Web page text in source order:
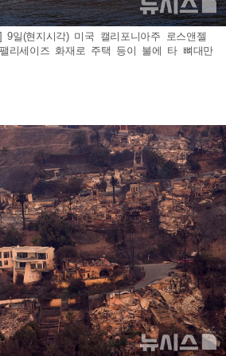
9일(현지시각) 미국 캘리포니아주 로스앤젤
리세이즈 화재로 주택 등이 불에 타 뼈대만